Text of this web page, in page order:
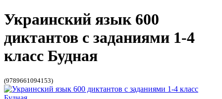
Украинский язык 600
диктантов с заданиями 1-4
класс Будная
(9789661094153)